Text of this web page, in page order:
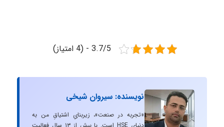
3.7/5 - (4 امتیاز)
نویسنده: سیروان شیخی
«تجربه در صنعت»، زیربنایِ اشتیاقِ من به
دنیایِ HSE است. با بیش از ۱۳ سال فعالیت